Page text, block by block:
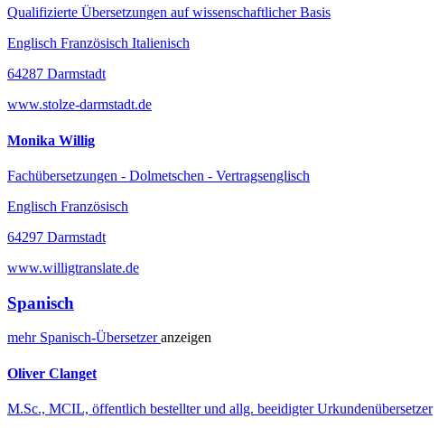
Qualifizierte Übersetzungen auf wissenschaftlicher Basis
Englisch Französisch Italienisch
64287 Darmstadt
www.stolze-darmstadt.de
Monika Willig
Fachübersetzungen - Dolmetschen - Vertragsenglisch
Englisch Französisch
64297 Darmstadt
www.willigtranslate.de
Spanisch
mehr Spanisch-Übersetzeranzeigen
Oliver Clanget
M.Sc., MCIL, öffentlich bestellter und allg. beeidigter Urkundenübersetzer